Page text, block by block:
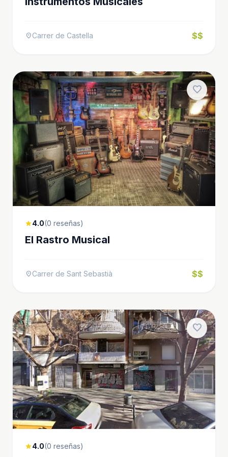
location_onCarrer de Castella $$
favorite
star4.0(0 reseñas)
El Rastro Musical
location_onCarrer de Sant Sebastià $$
favorite
star4.0(0 reseñas)